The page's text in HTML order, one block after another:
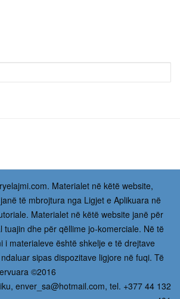
Materialet në këtë website,
të mbrojtura nga Ligjet e Aplikuara në
Materialet në këtë website janë për
tuajin dhe për qëllime jo-komerciale. Në të
i materialeve është shkelje e të drejtave
sipas dispozitave ligjore në fuqi. Të
©2016
enver_sa@hotmail.com, tel. +377 44 132